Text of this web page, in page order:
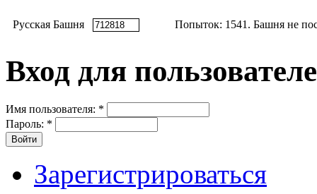
Русская Башня Попыток: 1541. Башня не
Вход для
Имя пользователя: *
Пароль: *
Зарегистрироваться